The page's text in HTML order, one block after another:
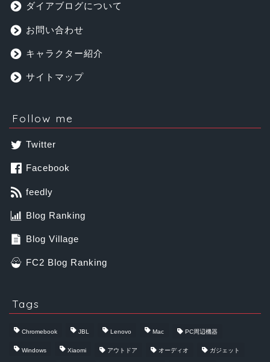
ダイアブログについて
お問い合わせ
キャラクター紹介
サイトマップ
Follow me
Twitter
Facebook
feedly
Blog Ranking
Blog Village
FC2 Blog Ranking
Tags
Chromebook JBL Lenovo Mac PC周辺機器
Windows Xiaomi アウトドア オーディオ ガジェット